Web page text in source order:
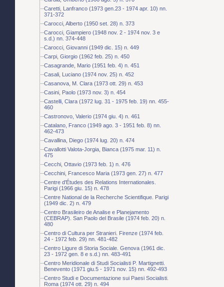
Caretti, Lanfranco (1973 gen.23 - 1974 apr. 10) nn.
371-372
Carocci, Alberto (1950 set. 28) n. 373
Carocci, Giampiero (1948 nov. 2 - 1974 nov. 3 e
s.d.) nn. 374-448
Carocci, Giovanni (1949 dic. 15) n. 449
Carpi, Giorgio (1962 feb. 25) n. 450
Casagrande, Mario (1951 feb. 4) n. 451
Casali, Luciano (1974 nov. 25) n. 452
Casanova, M. Clara (1973 ott. 29) n. 453
Casini, Paolo (1973 nov. 3) n. 454
Castelli, Clara (1972 lug. 31 - 1975 feb. 19) nn. 455-
460
Castronovo, Valerio (1974 giu. 4) n. 461
Catalano, Franco (1949 ago. 3 - 1951 feb. 8) nn.
462-473
Cavallina, Diego (1974 lug. 20) n. 474
Cavallotti Valota-Jorgia, Bianca (1975 mar. 11) n.
475
Cecchi, Ottavio (1973 feb. 1) n. 476
Cecchini, Francesco Maria (1973 gen. 27) n. 477
Centre d'Études des Relations Internationales.
Parigi (1966 giu. 15) n. 478
Centre National de la Recherche Scientifique. Parigi
(1949 dic. 2) n. 479
Centro Brasileiro de Analise e Planejamento
(CEBRAP). San Paolo del Brasile (1974 feb. 20) n.
480
Centro di Cultura per Stranieri. Firenze (1974 feb.
24 - 1972 feb. 29) nn. 481-482
Centro Ligure di Storia Sociale. Genova (1961 dic.
23 - 1972 gen. 8 e s.d.) nn. 483-491
Centro Meridionale di Studi Socialisti P. Martignetti.
Benevento (1971 giu.5 - 1971 nov. 15) nn. 492-493
Centro Studi e Documentazione sui Paesi Socialisti.
Roma (1974 ott. 29) n. 494